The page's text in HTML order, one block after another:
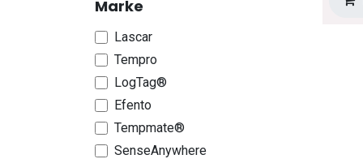
Marke
Lascar
Tempro
LogTag®
Efento
Tempmate®
SenseAnywhere